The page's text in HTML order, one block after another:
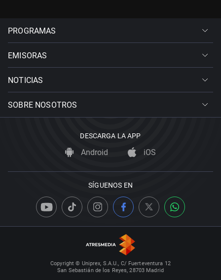
PROGRAMAS
EMISORAS
NOTICIAS
SOBRE NOSOTROS
DESCARGA LA APP
Android iOS
SÍGUENOS EN
Copyright © Uniprex, S.A.U., C/ Fuerteventura 12
San Sebastián de los Reyes, 28703 Madrid